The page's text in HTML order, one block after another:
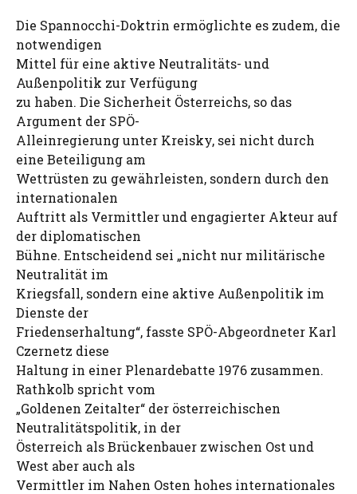
Die Spannocchi-Doktrin ermöglichte es zudem, die
notwendigen
Mittel für eine aktive Neutralitäts- und
Außenpolitik zur Verfügung
zu haben. Die Sicherheit Österreichs, so das
Argument der SPÖ-
Alleinregierung unter Kreisky, sei nicht durch
eine Beteiligung am
Wettrüsten zu gewährleisten, sondern durch den
internationalen
Auftritt als Vermittler und engagierter Akteur auf
der diplomatischen
Bühne. Entscheidend sei „nicht nur militärische
Neutralität im
Kriegsfall, sondern eine aktive Außenpolitik im
Dienste der
Friedenserhaltung“, fasste SPÖ-Abgeordneter Karl
Czernetz diese
Haltung in einer Plenardebatte 1976 zusammen.
Rathkolb spricht vom
„Goldenen Zeitalter“ der österreichischen
Neutralitätspolitik, in der
Österreich als Brückenbauer zwischen Ost und
West aber auch als
Vermittler im Nahen Osten hohes internationales